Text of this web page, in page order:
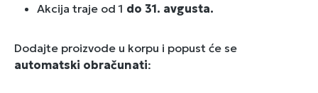
Akcija traje od 1 do 31. avgusta.
Dodajte proizvode u korpu i popust će se
automatski obračunati: